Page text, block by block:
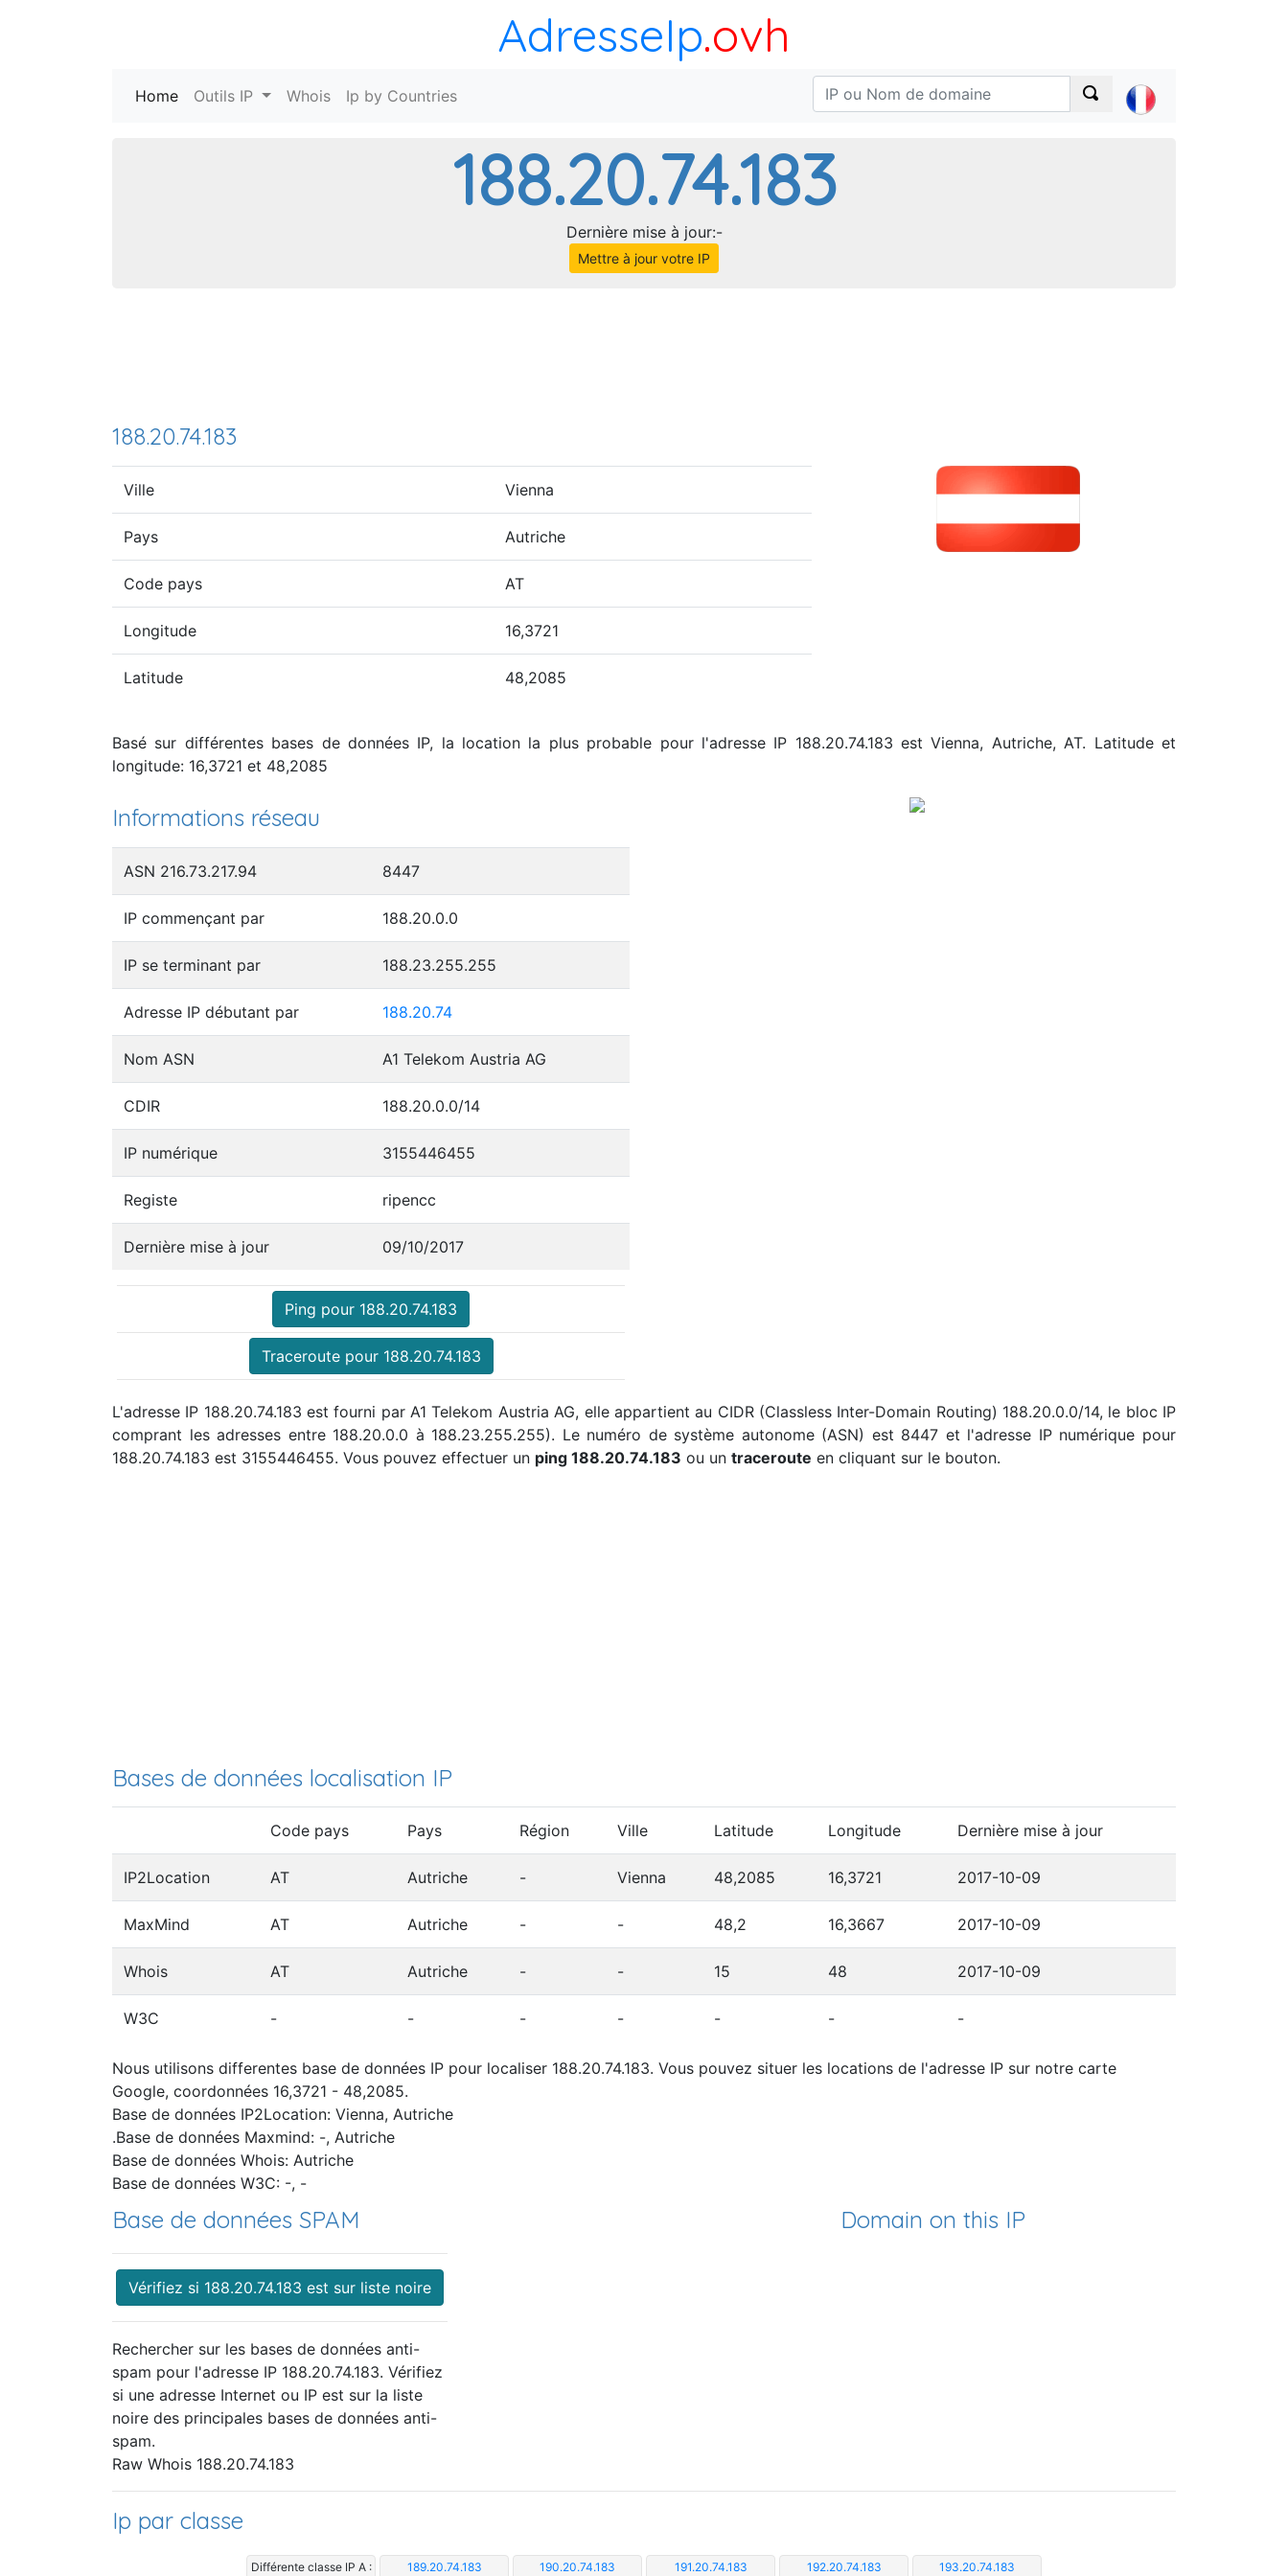
AdresseIp.ovh
Home (current)
Outils IP Whois Ip by Countries
188.20.74.183
Dernière mise à jour:-
Mettre à jour votre IP
188.20.74.183
Ville Vienna
Pays Autriche
Code pays AT
Longitude 16,3721
Latitude 48,2085
Basé sur différentes bases de données IP, la location la plus probable pour l'adresse IP 188.20.74.183 est Vienna, Autriche, AT. Latitude et
longitude: 16,3721 et 48,2085
Informations réseau
ASN 216.73.217.94 8447
IP commençant par 188.20.0.0
IP se terminant par 188.23.255.255
Adresse IP débutant par 188.20.74
Nom ASN A1 Telekom Austria AG
CDIR 188.20.0.0/14
IP numérique 3155446455
Registe ripencc
Dernière mise à jour 09/10/2017
Ping pour 188.20.74.183
Traceroute pour 188.20.74.183
L'adresse IP 188.20.74.183 est fourni par A1 Telekom Austria AG, elle appartient au CIDR (Classless Inter-Domain Routing) 188.20.0.0/14, le bloc IP
comprant les adresses entre 188.20.0.0 à 188.23.255.255). Le numéro de système autonome (ASN) est 8447 et l'adresse IP numérique pour
188.20.74.183 est 3155446455. Vous pouvez effectuer un ping 188.20.74.183 ou un traceroute en cliquant sur le bouton.
Bases de données localisation IP
Code pays Pays Région Ville Latitude Longitude Dernière mise à jour
IP2Location AT Autriche - Vienna 48,2085 16,3721 2017-10-09
MaxMind AT Autriche - - 48,2 16,3667 2017-10-09
Whois AT Autriche - - 15 48 2017-10-09
W3C - - - - - - -
Nous utilisons differentes base de données IP pour localiser 188.20.74.183. Vous pouvez situer les locations de l'adresse IP sur notre carte
Google, coordonnées 16,3721 - 48,2085.
Base de données IP2Location: Vienna, Autriche
.Base de données Maxmind: -, Autriche
Base de données Whois: Autriche
Base de données W3C: -, -
Base de données SPAM
Vérifiez si 188.20.74.183 est sur liste noire
Rechercher sur les bases de données anti-
spam pour l'adresse IP 188.20.74.183. Vérifiez
si une adresse Internet ou IP est sur la liste
noire des principales bases de données anti-
spam.
Domain on this IP
Raw Whois 188.20.74.183
Ip par classe
Différente classe IP A : 189.20.74.183 190.20.74.183 191.20.74.183 192.20.74.183 193.20.74.183